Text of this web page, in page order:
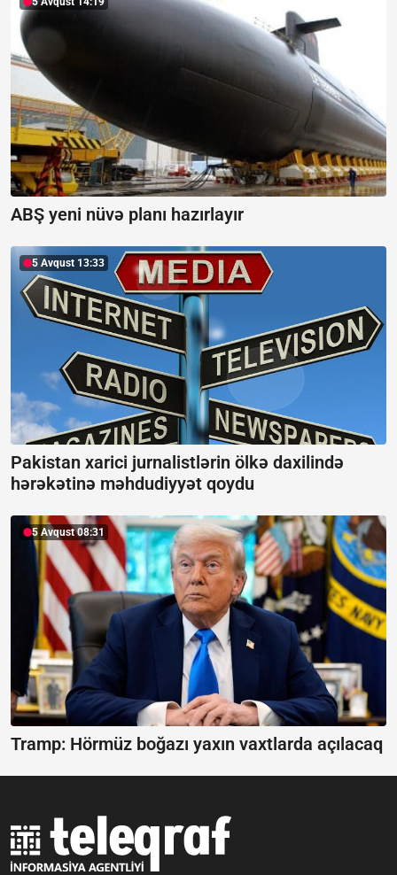
ABŞ yeni nüvə planı hazırlayır
5 Avqust 13:33
Pakistan xarici jurnalistlərin ölkə daxilində
hərəkətinə məhdudiyyət qoydu
5 Avqust 08:31
Tramp: Hörmüz boğazı yaxın vaxtlarda açılacaq